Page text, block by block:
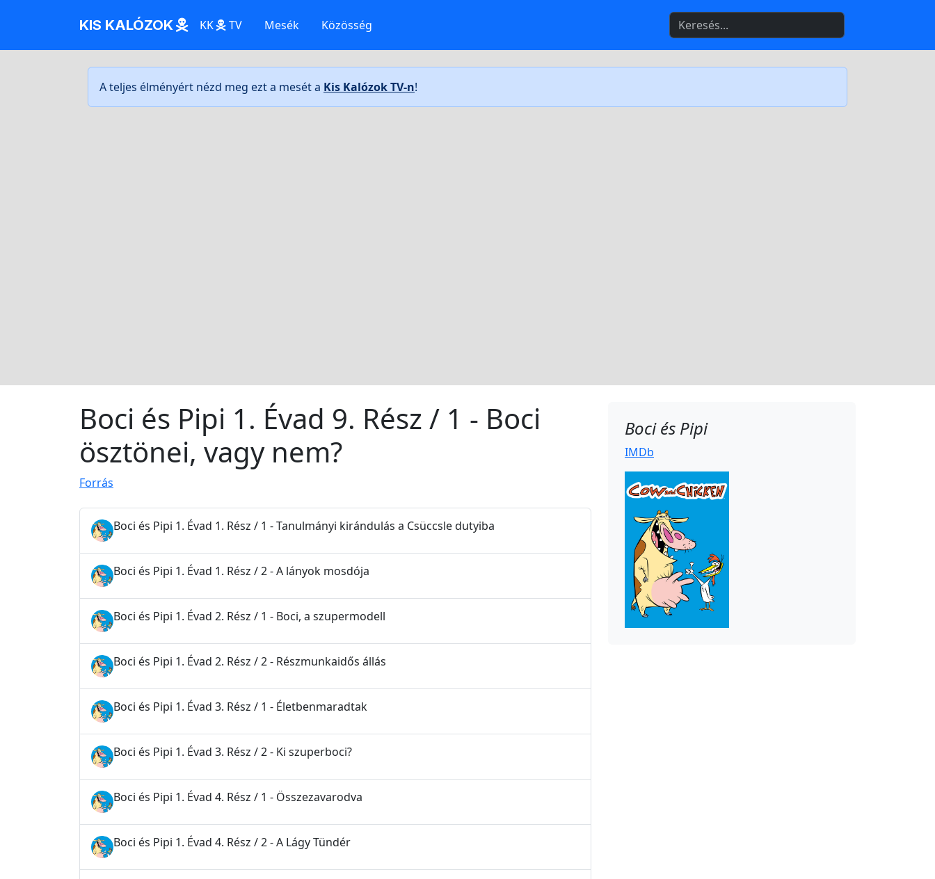
KIS KALÓZOK KK TV Mesék Közösség
A teljes élményért nézd meg ezt a mesét a Kis Kalózok TV-n!
Boci és Pipi 1. Évad 9. Rész / 1 - Boci
ösztönei, vagy nem?
Forrás
Boci és Pipi 1. Évad 1. Rész / 1 - Tanulmányi kirándulás a Csüccsle dutyiba
Boci és Pipi 1. Évad 1. Rész / 2 - A lányok mosdója
Boci és Pipi 1. Évad 2. Rész / 1 - Boci, a szupermodell
Boci és Pipi 1. Évad 2. Rész / 2 - Részmunkaidős állás
Boci és Pipi 1. Évad 3. Rész / 1 - Életbenmaradtak
Boci és Pipi 1. Évad 3. Rész / 2 - Ki szuperboci?
Boci és Pipi 1. Évad 4. Rész / 1 - Összezavarodva
Boci és Pipi 1. Évad 4. Rész / 2 - A Lágy Tündér
Boci és Pipi
IMDb